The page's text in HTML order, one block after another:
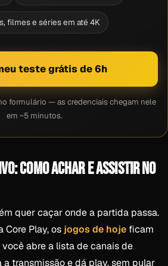
filmes e séries em até 4K
teste grátis de 6h
formulário — as credenciais chegam nele
em ~5 minutos.
COMO ACHAR E ASSISTIR NO
quer caçar onde a partida passa.
Core Play, os jogos de hoje ficam
abre a lista de canais de
transmissão e dá play, sem pular